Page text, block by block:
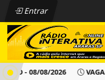
Entrar
- 08/08/2026 VAGAS